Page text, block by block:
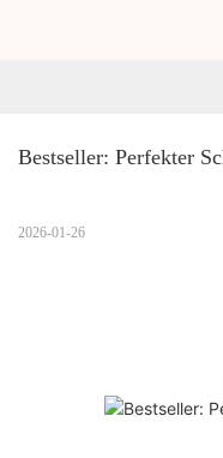
Bestseller: Perfekter
2026-01-26